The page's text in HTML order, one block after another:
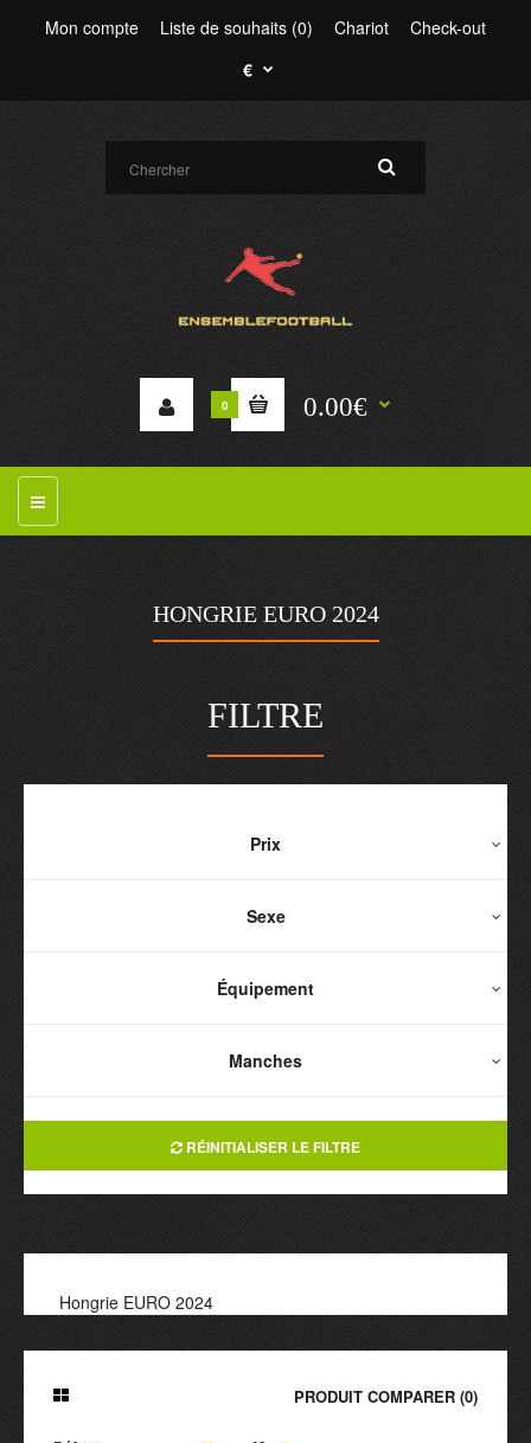
Mon compte Liste de souhaits (0) Chariot
Check-out
€
0 0.00€
HONGRIE EURO 2024
FILTRE
Prix
Sexe
Équipement
Manches
RÉINITIALISER LE FILTRE
Hongrie EURO 2024
PRODUIT COMPARER (0)